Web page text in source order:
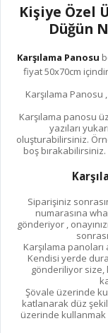
Kişiye Özel
Düğün
Karşılama Panosu
fiyat 50x70cm
Karşılama
Karşılama panosu
yazıları
oluşturabilirsiniz.
boş
Siparişiniz
numarasına
gönderiyor ,
Karşılama
Kendisi yerde
gönderiliyor size,
Şövale üzerinde
katlanarak düz
üzerinde